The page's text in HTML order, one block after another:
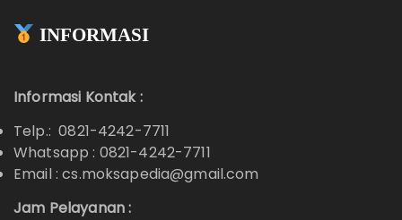
INFORMASI
Informasi Kontak :
Telp.: 0821-4242-7711
Whatsapp : 0821-4242-7711
Email : cs.moksapedia@gmail.com
Jam Pelayanan :